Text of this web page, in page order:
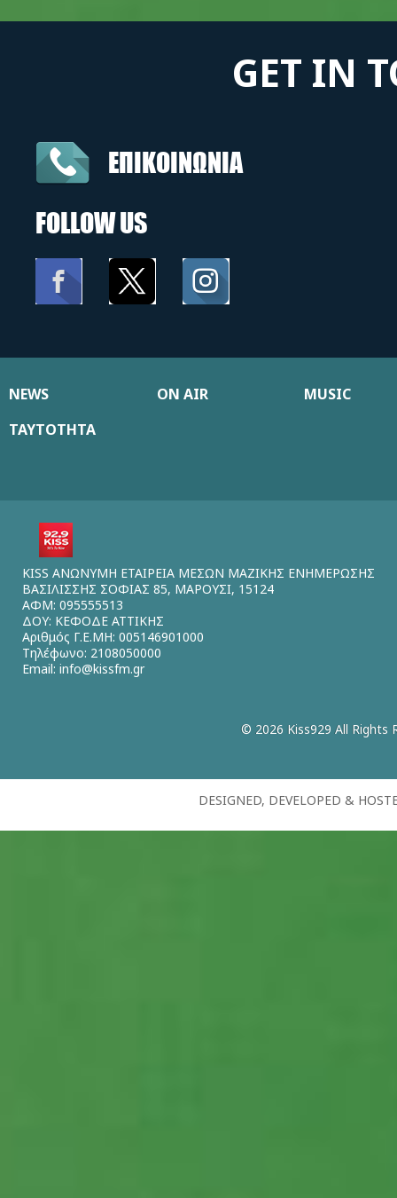
GET IN
ΕΠΙΚΟΙΝΩΝΙΑ
FOLLOW US
NEWS ON AIR
MUSIC
ΤΑΥΤΟΤΗΤΑ
KISS ΑΝΩΝΥΜΗ ΕΤΑΙΡΕΙΑ ΜΕΣΩΝ ΜΑΖΙΚΗΣ ΕΝΗΜΕΡΩΣΗΣ
ΒΑΣΙΛΙΣΣΗΣ ΣΟΦΙΑΣ 85, ΜΑΡΟΥΣΙ, 15124
ΑΦΜ: 095555513
ΔΟΥ: ΚΕΦΟΔΕ ΑΤΤΙΚΗΣ
Αριθμός Γ.Ε.ΜΗ: 005146901000
Τηλέφωνο: 2108050000
Email: info@kissfm.gr
© 2026 Kiss929 All Rights
DESIGNED, DEVELOPED &